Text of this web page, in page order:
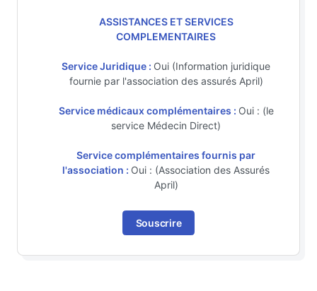
ASSISTANCES ET SERVICES
COMPLEMENTAIRES
Service Juridique : Oui (Information juridique
fournie par l'association des assurés April)
Service médicaux complémentaires : Oui : (le
service Médecin Direct)
Service complémentaires fournis par
l'association : Oui : (Association des Assurés
April)
Souscrire